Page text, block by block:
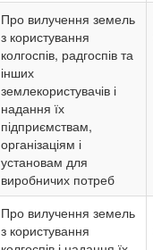
Про вилучення земель
з користування
колгоспів, радгоспів та
інших
землекористувачів і
надання їх
підприємствам,
організаціям і
установам для
виробничих потреб
Про вилучення земель
з користування